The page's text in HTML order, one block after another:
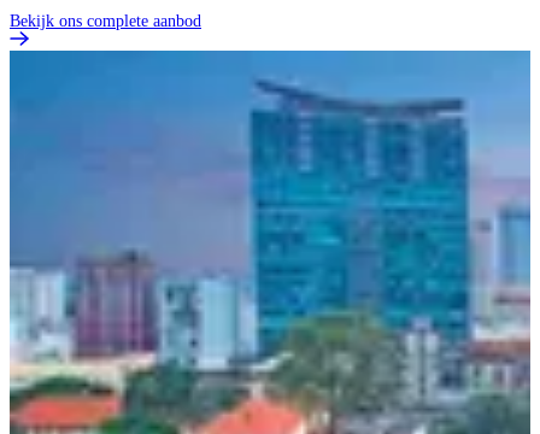
Bekijk ons complete aanbod